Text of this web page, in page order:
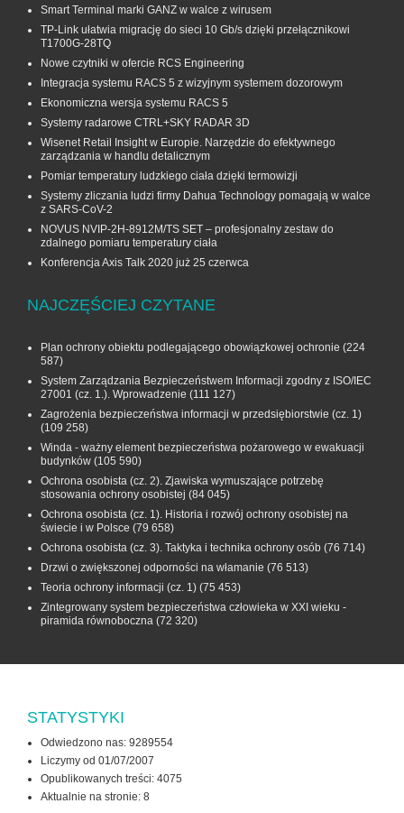
Smart Terminal marki GANZ w walce z wirusem
TP-Link ułatwia migrację do sieci 10 Gb/s dzięki przełącznikowi
T1700G‑28TQ
Nowe czytniki w ofercie RCS Engineering
Integracja systemu RACS 5 z wizyjnym systemem dozorowym
Ekonomiczna wersja systemu RACS 5
Systemy radarowe CTRL+SKY RADAR 3D
Wisenet Retail Insight w Europie. Narzędzie do efektywnego
zarządzania w handlu detalicznym
Pomiar temperatury ludzkiego ciała dzięki termowizji
Systemy zliczania ludzi firmy Dahua Technology pomagają w walce
z SARS-CoV-2
NOVUS NVIP-2H-8912M/TS SET – profesjonalny zestaw do
zdalnego pomiaru temperatury ciała
Konferencja Axis Talk 2020 już 25 czerwca
NAJCZĘŚCIEJ CZYTANE
Plan ochrony obiektu podlegającego obowiązkowej ochronie (224
587)
System Zarządzania Bezpieczeństwem Informacji zgodny z ISO/IEC
27001 (cz. 1.). Wprowadzenie (111 127)
Zagrożenia bezpieczeństwa informacji w przedsiębiorstwie (cz. 1)
(109 258)
Winda - ważny element bezpieczeństwa pożarowego w ewakuacji
budynków (105 590)
Ochrona osobista (cz. 2). Zjawiska wymuszające potrzebę
stosowania ochrony osobistej (84 045)
Ochrona osobista (cz. 1). Historia i rozwój ochrony osobistej na
świecie i w Polsce (79 658)
Ochrona osobista (cz. 3). Taktyka i technika ochrony osób (76 714)
Drzwi o zwiększonej odporności na włamanie (76 513)
Teoria ochrony informacji (cz. 1) (75 453)
Zintegrowany system bezpieczeństwa człowieka w XXI wieku -
piramida równoboczna (72 320)
STATYSTYKI
Odwiedzono nas: 9289554
Liczymy od 01/07/2007
Opublikowanych treści: 4075
Aktualnie na stronie: 8